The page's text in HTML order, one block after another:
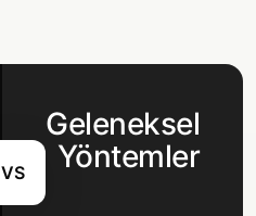
VS
Geleneksel
Yöntemler